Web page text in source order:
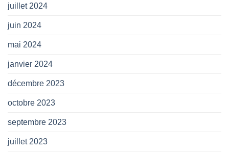
juillet 2024
juin 2024
mai 2024
janvier 2024
décembre 2023
octobre 2023
septembre 2023
juillet 2023